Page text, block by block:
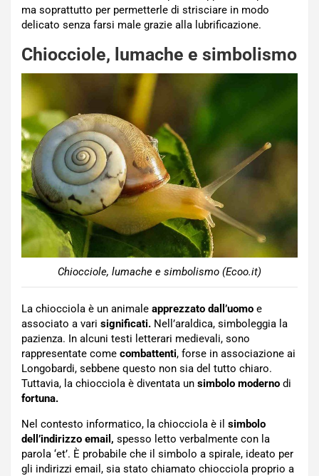
ma soprattutto per permetterle di strisciare in modo
delicato senza farsi male grazie alla lubrificazione.
Chiocciole, lumache e simbolismo
Chiocciole, lumache e simbolismo (Ecoo.it)
La chiocciola è un animale apprezzato dall’uomo e
associato a vari significati. Nell’araldica, simboleggia la
pazienza. In alcuni testi letterari medievali, sono
rappresentate come combattenti, forse in associazione ai
Longobardi, sebbene questo non sia del tutto chiaro.
Tuttavia, la chiocciola è diventata un simbolo moderno di
fortuna.
Nel contesto informatico, la chiocciola è il simbolo
dell’indirizzo email, spesso letto verbalmente con la
parola ‘et’. È probabile che il simbolo a spirale, ideato per
gli indirizzi email, sia stato chiamato chiocciola proprio a